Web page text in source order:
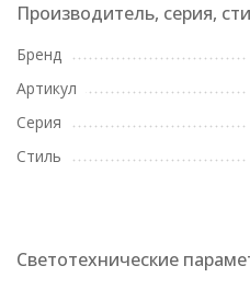
Производитель, серия,
Бренд
Артикул
Серия
Стиль
Светотехнические